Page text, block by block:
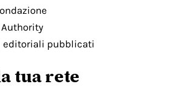
editoriali pubblicati
tua rete